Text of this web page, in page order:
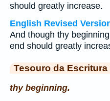
should greatly increase.
English Revised
And though thy
end should greatly
Tesouro da Escritura
thy beginning.